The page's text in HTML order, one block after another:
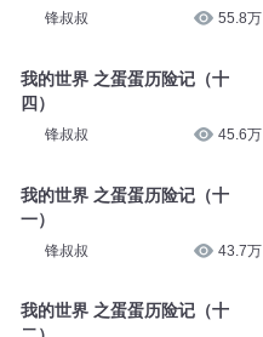
锋叔叔 55.8万
我的世界 之蛋蛋历险记（十
四）
锋叔叔 45.6万
我的世界 之蛋蛋历险记（十
一）
锋叔叔 43.7万
我的世界 之蛋蛋历险记（十